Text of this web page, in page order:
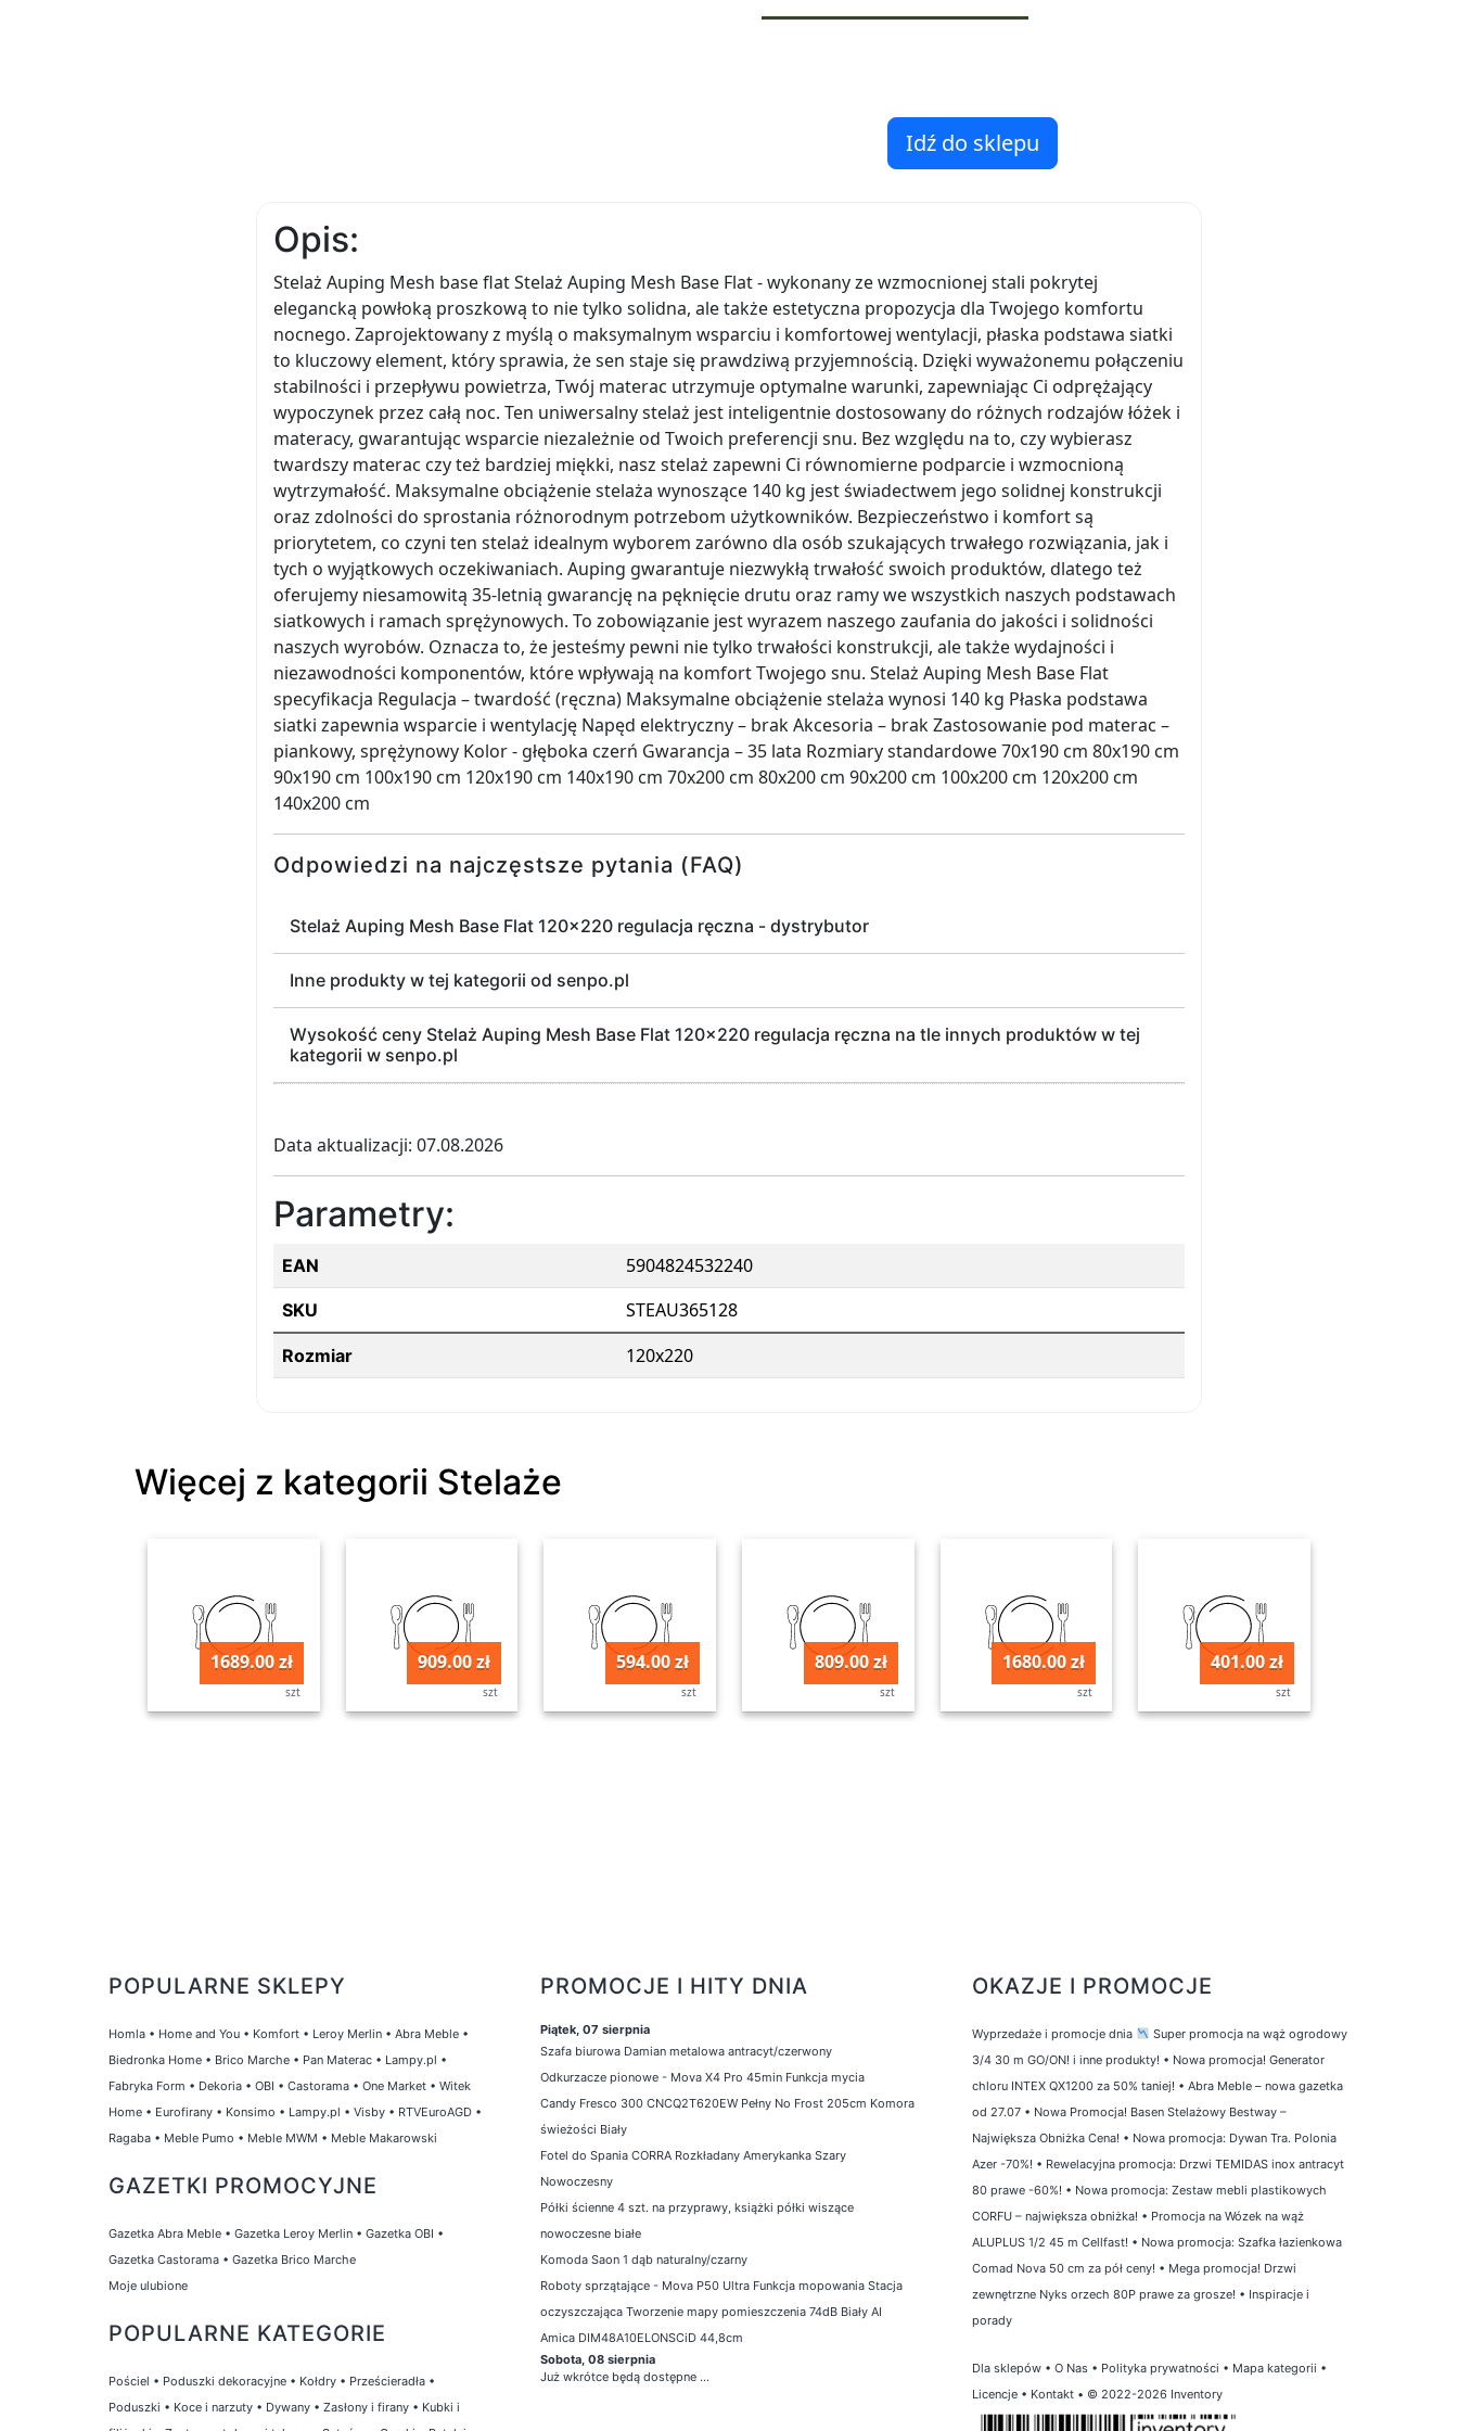
Idź do sklepu
Opis:
Stelaż Auping Mesh base flat Stelaż Auping Mesh Base Flat - wykonany ze wzmocnionej stali pokrytej
elegancką powłoką proszkową to nie tylko solidna, ale także estetyczna propozycja dla Twojego komfortu
nocnego. Zaprojektowany z myślą o maksymalnym wsparciu i komfortowej wentylacji, płaska podstawa siatki
to kluczowy element, który sprawia, że sen staje się prawdziwą przyjemnością. Dzięki wyważonemu połączeniu
stabilności i przepływu powietrza, Twój materac utrzymuje optymalne warunki, zapewniając Ci odprężający
wypoczynek przez całą noc. Ten uniwersalny stelaż jest inteligentnie dostosowany do różnych rodzajów łóżek i
materacy, gwarantując wsparcie niezależnie od Twoich preferencji snu. Bez względu na to, czy wybierasz
twardszy materac czy też bardziej miękki, nasz stelaż zapewni Ci równomierne podparcie i wzmocnioną
wytrzymałość. Maksymalne obciążenie stelaża wynoszące 140 kg jest świadectwem jego solidnej konstrukcji
oraz zdolności do sprostania różnorodnym potrzebom użytkowników. Bezpieczeństwo i komfort są
priorytetem, co czyni ten stelaż idealnym wyborem zarówno dla osób szukających trwałego rozwiązania, jak i
tych o wyjątkowych oczekiwaniach. Auping gwarantuje niezwykłą trwałość swoich produktów, dlatego też
oferujemy niesamowitą 35-letnią gwarancję na pęknięcie drutu oraz ramy we wszystkich naszych podstawach
siatkowych i ramach sprężynowych. To zobowiązanie jest wyrazem naszego zaufania do jakości i solidności
naszych wyrobów. Oznacza to, że jesteśmy pewni nie tylko trwałości konstrukcji, ale także wydajności i
niezawodności komponentów, które wpływają na komfort Twojego snu. Stelaż Auping Mesh Base Flat
specyfikacja Regulacja – twardość (ręczna) Maksymalne obciążenie stelaża wynosi 140 kg Płaska podstawa
siatki zapewnia wsparcie i wentylację Napęd elektryczny – brak Akcesoria – brak Zastosowanie pod materac –
piankowy, sprężynowy Kolor - głęboka czerń Gwarancja – 35 lata Rozmiary standardowe 70x190 cm 80x190 cm
90x190 cm 100x190 cm 120x190 cm 140x190 cm 70x200 cm 80x200 cm 90x200 cm 100x200 cm 120x200 cm
140x200 cm
Odpowiedzi na najczęstsze pytania (FAQ)
Stelaż Auping Mesh Base Flat 120x220 regulacja ręczna - dystrybutor
Inne produkty w tej kategorii od senpo.pl
Wysokość ceny Stelaż Auping Mesh Base Flat 120x220 regulacja ręczna na tle innych produktów w tej
kategorii w senpo.pl
Data aktualizacji: 07.08.2026
Parametry:
EAN 5904824532240
SKU STEAU365128
Rozmiar 120x220
Więcej z kategorii Stelaże
1689.00 zł
szt
909.00 zł
szt
594.00 zł
szt
809.00 zł
szt
1680.00 zł
szt
401.00 zł
szt
POPULARNE SKLEPY
Homla • Home and You • Komfort • Leroy Merlin • Abra Meble •
Biedronka Home • Brico Marche • Pan Materac • Lampy.pl •
Fabryka Form • Dekoria • OBI • Castorama • One Market • Witek
Home • Eurofirany • Konsimo • Lampy.pl • Visby • RTVEuroAGD •
Ragaba • Meble Pumo • Meble MWM • Meble Makarowski
GAZETKI PROMOCYJNE
Gazetka Abra Meble • Gazetka Leroy Merlin • Gazetka OBI •
Gazetka Castorama • Gazetka Brico Marche
Moje ulubione
POPULARNE KATEGORIE
Pościel • Poduszki dekoracyjne • Kołdry • Prześcieradła •
Poduszki • Koce i narzuty • Dywany • Zasłony i firany • Kubki i
PROMOCJE I HITY DNIA
Piątek, 07 sierpnia
Szafa biurowa Damian metalowa antracyt/czerwony
Odkurzacze pionowe - Mova X4 Pro 45min Funkcja mycia
Candy Fresco 300 CNCQ2T620EW Pełny No Frost 205cm Komora
świeżości Biały
Fotel do Spania CORRA Rozkładany Amerykanka Szary
Nowoczesny
Półki ścienne 4 szt. na przyprawy, książki półki wiszące
nowoczesne białe
Komoda Saon 1 dąb naturalny/czarny
Roboty sprzątające - Mova P50 Ultra Funkcja mopowania Stacja
oczyszczająca Tworzenie mapy pomieszczenia 74dB Biały AI
Amica DIM48A10ELONSCiD 44,8cm
Sobota, 08 sierpnia
Już wkrótce będą dostępne ...
OKAZJE I PROMOCJE
Wyprzedaże i promocje dnia
Super promocja na wąż ogrodowy
3/4 30 m GO/ON! i inne produkty! • Nowa promocja! Generator
chloru INTEX QX1200 za 50% taniej! • Abra Meble – nowa gazetka
od 27.07 • Nowa Promocja! Basen Stelażowy Bestway –
Największa Obniżka Cena! • Nowa promocja: Dywan Tra. Polonia
Azer -70%! • Rewelacyjna promocja: Drzwi TEMIDAS inox antracyt
80 prawe -60%! • Nowa promocja: Zestaw mebli plastikowych
CORFU – największa obniżka! • Promocja na Wózek na wąż
ALUPLUS 1/2 45 m Cellfast! • Nowa promocja: Szafka łazienkowa
Comad Nova 50 cm za pół ceny! • Mega promocja! Drzwi
zewnętrzne Nyks orzech 80P prawe za grosze! • Inspiracje i
porady
Dla sklepów • O Nas • Polityka prywatności • Mapa kategorii •
Licencje • Kontakt • © 2022-2026 Inventory